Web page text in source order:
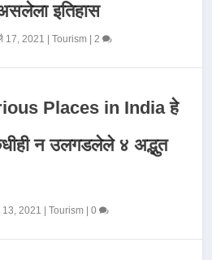
इतिहास
17, 2021 |Tourism |2
Places in India हे
न उलगडलेले ४ अद्भुत
2021 |Tourism |0